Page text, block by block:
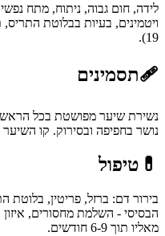
לידה, חום גבוה, ניתוח, מתח
19).
🩹תסמינים
נשירת שיער מפושטת בכל הראש
נושר בחפיפה ובסירוק. קו
💊 טיפול
הבסיסי - השלמת מחסורים,
מאליו תוך 6-9 חודשים.